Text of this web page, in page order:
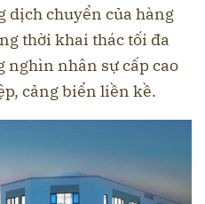
dịch chuyển của hàng
thời khai thác tối đa
nghìn nhân sự cấp cao
cảng biển liền kề.